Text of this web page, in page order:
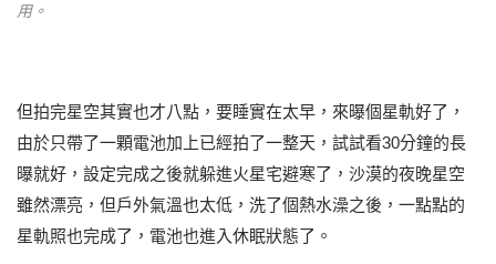
用。
但拍完星空其實也才八點，要睡實在太早，來曝個星軌好了，
由於只帶了一顆電池加上已經拍了一整天，試試看30分鐘的長
曝就好，設定完成之後就躲進火星宅避寒了，沙漠的夜晚星空
雖然漂亮，但戶外氣溫也太低，洗了個熱水澡之後，一點點的
星軌照也完成了，電池也進入休眠狀態了。